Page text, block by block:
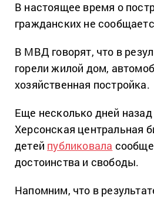
В настоящее время о
гражданских не
В МВД говорят, что в
горели жилой дом,
хозяйственная постройка.
Еще несколько дней
Херсонская центральная
детей публиковала
достоинства и свободы.
Напомним, что в